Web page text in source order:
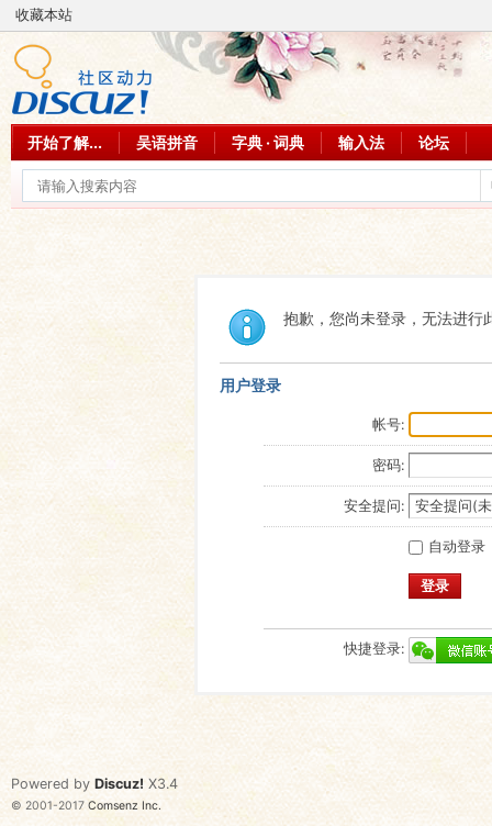
收藏本站
开始了解... 吴语拼音 字典 · 词典 输入法 论坛
抱歉，您尚未登录，无法进行
用户登录
帐号:
密码:
安全提问:
自动登录
登录
快捷登录:
Powered by Discuz! X3.4
© 2001-2017 Comsenz Inc.